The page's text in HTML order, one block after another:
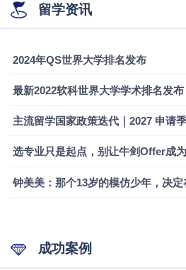
专科逆袭伦敦大学学院
从上海财大2+2到谢菲
融会计硕士实录
恭喜Z同学荣获剑桥大学
留学资讯
2024年QS世界大学排名发布
最新2022软科世界大学学术排名发布
主流留学国家政策迭代｜2027 申请
选专业只是起点，别让牛剑Offer成
成功案例